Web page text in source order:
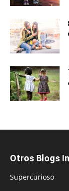
Otros Blogs
Supercurioso